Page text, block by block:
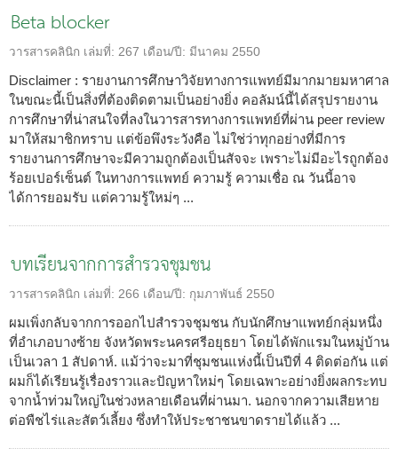
Beta blocker
วารสารคลินิก เล่มที่: 267 เดือน/ปี: มีนาคม 2550
Disclaimer : รายงานการศึกษาวิจัยทางการแพทย์มีมากมายมหาศาล
ในขณะนี้เป็นสิ่งที่ต้องติดตามเป็นอย่างยิ่ง คอลัมน์นี้ได้สรุปรายงาน
การศึกษาที่น่าสนใจที่ลงในวารสารทางการแพทย์ที่ผ่าน peer review
มาให้สมาชิกทราบ แต่ข้อพึงระวังคือ ไม่ใช่ว่าทุกอย่างที่มีการ
รายงานการศึกษาจะมีความถูกต้องเป็นสัจจะ เพราะไม่มีอะไรถูกต้อง
ร้อยเปอร์เซ็นต์ ในทางการแพทย์ ความรู้ ความเชื่อ ณ วันนี้อาจ
ได้การยอมรับ แต่ความรู้ใหม่ๆ ...
บทเรียนจากการสำรวจชุมชน
วารสารคลินิก เล่มที่: 266 เดือน/ปี: กุมภาพันธ์ 2550
ผมเพิ่งกลับจากการออกไปสำรวจชุมชน กับนักศึกษาแพทย์กลุ่มหนึ่ง
ที่อำเภอบางซ้าย จังหวัดพระนครศรีอยุธยา โดยได้พักแรมในหมู่บ้าน
เป็นเวลา 1 สัปดาห์. แม้ว่าจะมาที่ชุมชนแห่งนี้เป็นปีที่ 4 ติดต่อกัน แต่
ผมก็ได้เรียนรู้เรื่องราวและปัญหาใหม่ๆ โดยเฉพาะอย่างยิ่งผลกระทบ
จากน้ำท่วมใหญ่ในช่วงหลายเดือนที่ผ่านมา. นอกจากความเสียหาย
ต่อพืชไร่และสัตว์เลี้ยง ซึ่งทำให้ประชาชนขาดรายได้แล้ว ...